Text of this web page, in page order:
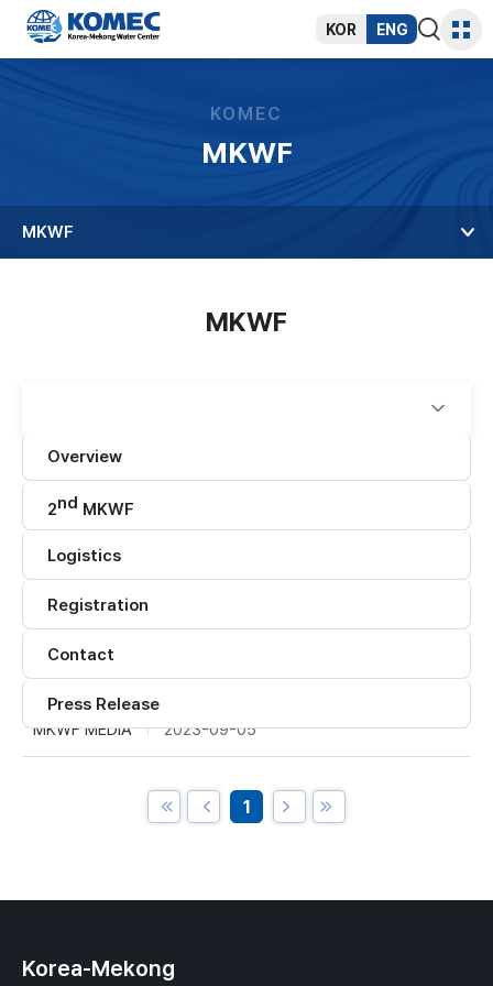
반복영역
건너뛰기
KOR ENG
통합검색
열기
사이트
맵
KOMEC
MKWF
MKWF
MKWF
Overview
2nd MKWF
Logistics
Registration
Contact
Press Release
Total1
시
물
류
택
색
력
2nd Mekong-Korea International Water Forum
MKWF MEDIA
2023-09-05
1
Korea-Mekong